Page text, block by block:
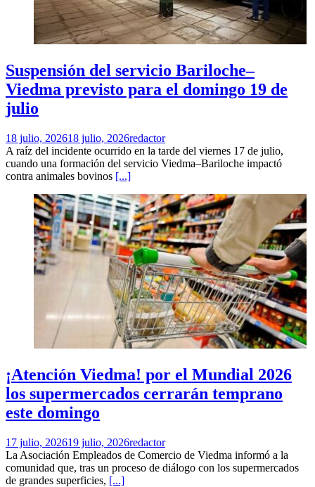
Suspensión del servicio Bariloche–
Viedma previsto para el domingo 19 de
julio
18 julio, 202618 julio, 2026redactor
A raíz del incidente ocurrido en la tarde del viernes 17 de julio,
cuando una formación del servicio Viedma–Bariloche impactó
contra animales bovinos [...]
¡Atención Viedma! por el Mundial 2026
los supermercados cerrarán temprano
este domingo
17 julio, 202619 julio, 2026redactor
La Asociación Empleados de Comercio de Viedma informó a la
comunidad que, tras un proceso de diálogo con los supermercados
de grandes superficies, [...]